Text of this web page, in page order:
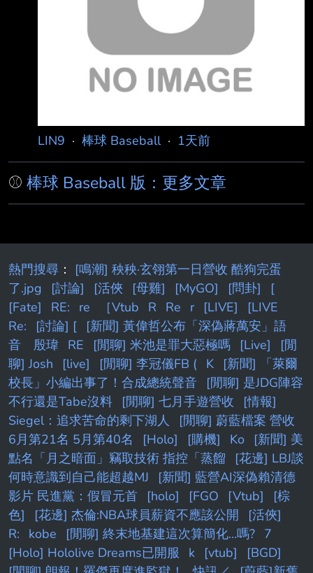
「有可能」，這番話也惹怒美國知名體育名嘴
魯索（Christopher Russo），痛批他的言論是
對傳奇球星的侮辱。 阿姆斯壯日前登上卡瓦拉
里（Kristin Cavallari）主持的P
LIN9 · 棒球 Baseball· 1天前
⚾ 棒球 Baseball 版：更多文章
熱門搜尋 ： [鳴潮] 秧秧·玄翎第一日營收 酷狗完蛋
了.jpg
[討論] [活俠 [母雞] [MyGO] [問卦]
[
[Fate]
RE: re ［Vtub R Re r [LIVE]
[LIVE
Re:
[討論] [
[新聞] 黃偉哲公布「深偽蔣萬安」語
音 殷瑋 RE [閒聊] 米池是罪大惡極嗎 [Live]
[閒
聊] Josh
[live] [閒聊] 李冠儀FB ( K
[新聞] 「萊爾
校長」小編出事了！合成總統聲音
[閒聊] 是JDG陣容
不行還是Tabe沒料
[閒聊] 七月手遊營收
[情報]
Siegel：追求苦命的剩下湖人
[閒聊] 蔚藍檔案 營收
6月第21名 5月第40名
[Holo] [購機] Ko
[新聞] 美
點名「月之暗面」竊取技術 指控「蒸餾
[花邊] LBJ談
何時意識到自己能超越MJ
[新聞] 藍營AI深偽賴清德
影片 民進黨：假冒元首
[holo] [FGO [Vtub]
[棕
色]
[花邊] 杰倫:NBA球員薪資不應該公開
[活俠]
R:
kobe [閒聊] 終末地基建這次算簡化...嗎? 7
[Holo] Hololive Dreams已開服
k [vtub]
[BGD]